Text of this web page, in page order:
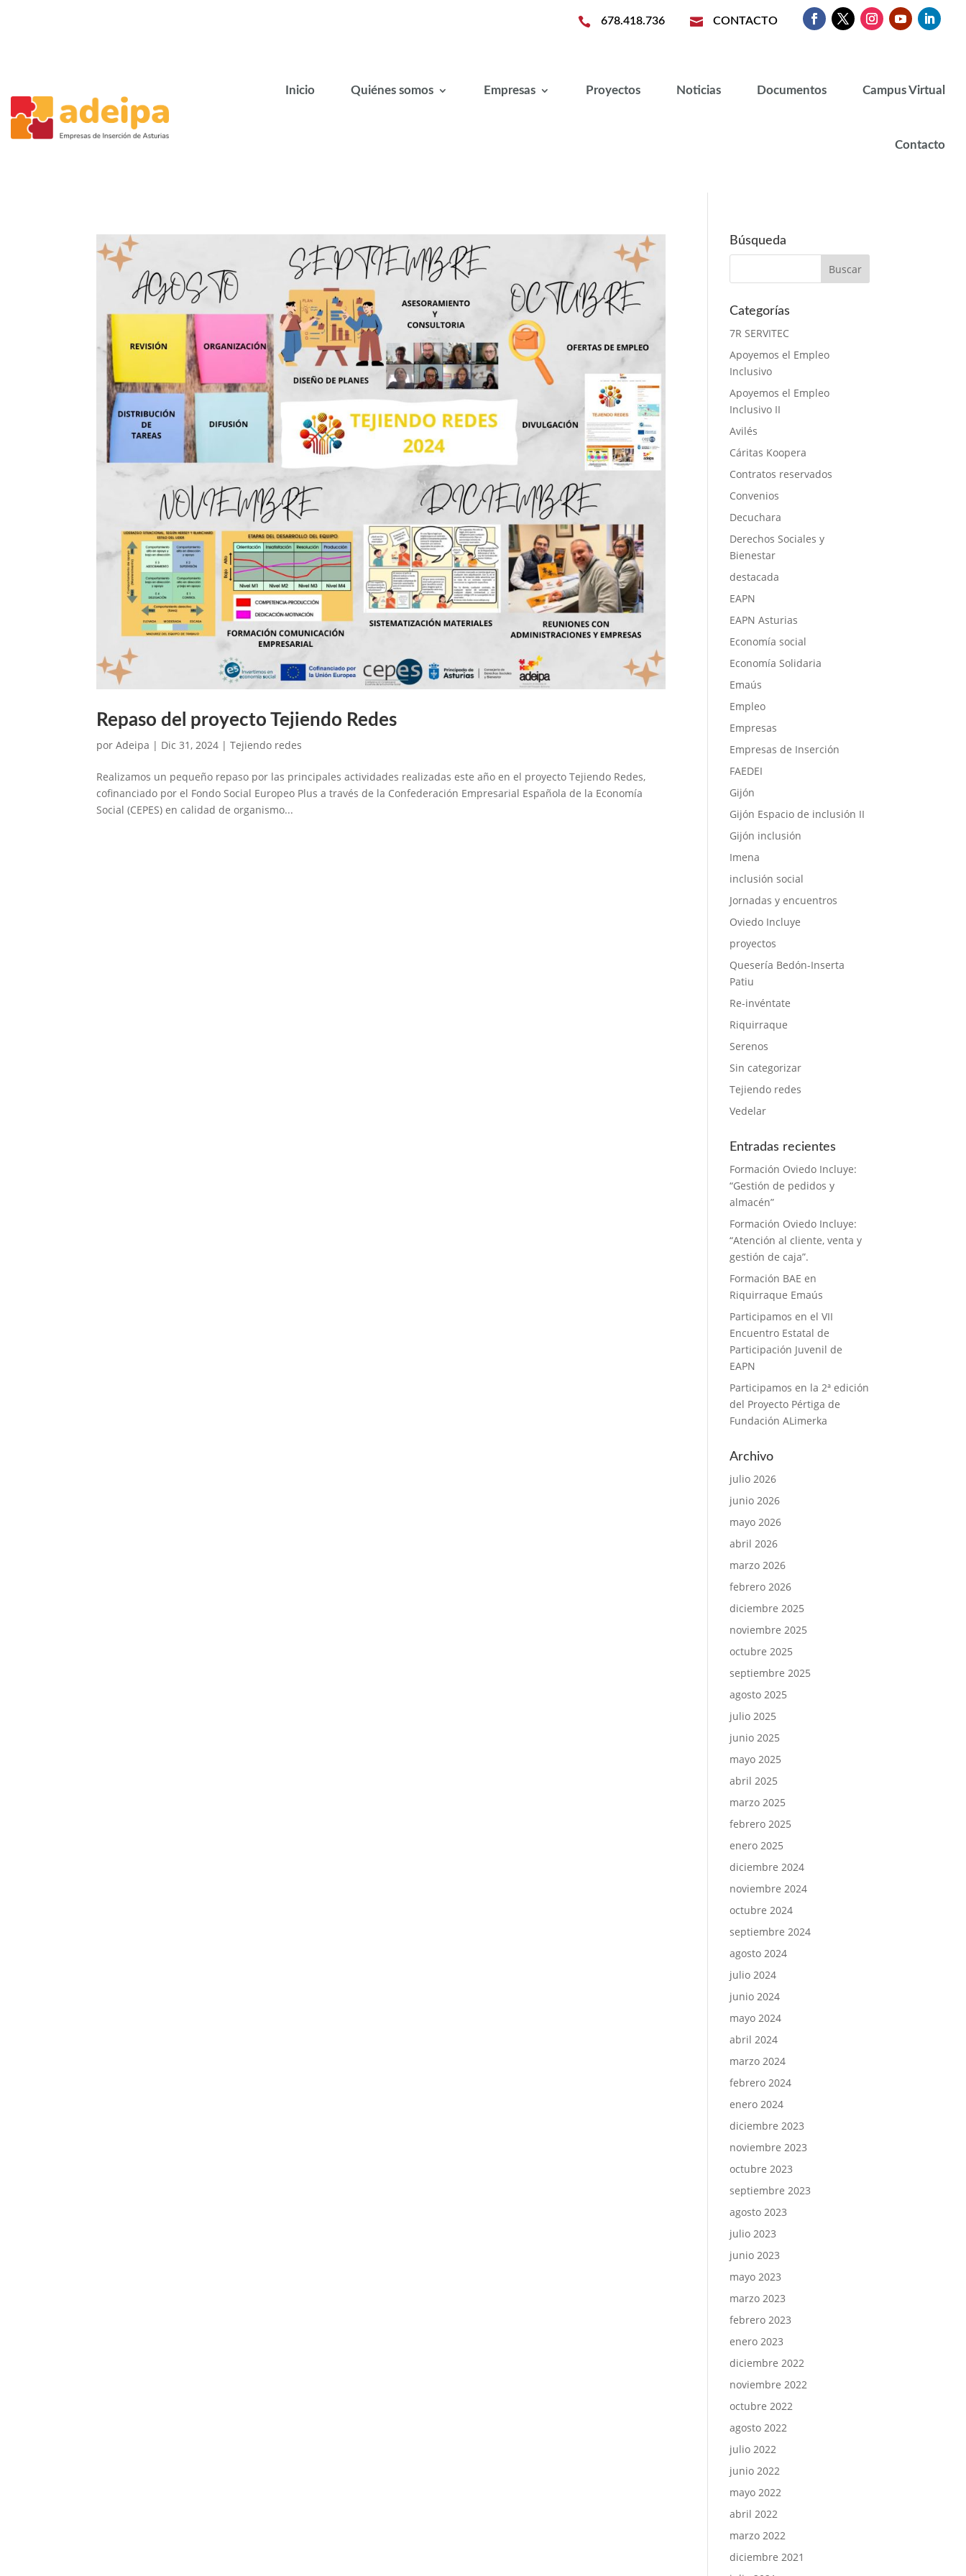
 678.418.736  CONTACTO
Inicio Quiénes somos Empresas Proyectos Noticias Documentos Campus Virtual
Contacto
Repaso del proyecto Tejiendo Redes
porAdeipa | Dic 31, 2024 |Tejiendo redes
Realizamos un pequeño repaso por las principales actividades realizadas este año en el proyecto Tejiendo Redes,
cofinanciado por el Fondo Social Europeo Plus a través de la Confederación Empresarial Española de la Economía
Social (CEPES) en calidad de organismo...
Búsqueda
Categorías
7R SERVITEC
Apoyemos el Empleo
Inclusivo
Apoyemos el Empleo
Inclusivo II
Avilés
Cáritas Koopera
Contratos reservados
Convenios
Decuchara
Derechos Sociales y
Bienestar
destacada
EAPN
EAPN Asturias
Economía social
Economía Solidaria
Emaús
Empleo
Empresas
Empresas de Inserción
FAEDEI
Gijón
Gijón Espacio de inclusión II
Gijón inclusión
Imena
inclusión social
Jornadas y encuentros
Oviedo Incluye
proyectos
Quesería Bedón-Inserta
Patiu
Re-invéntate
Riquirraque
Serenos
Sin categorizar
Tejiendo redes
Vedelar
Entradas recientes
Formación Oviedo Incluye:
“Gestión de pedidos y
almacén”
Formación Oviedo Incluye:
“Atención al cliente, venta y
gestión de caja”.
Formación BAE en
Riquirraque Emaús
Participamos en el VII
Encuentro Estatal de
Participación Juvenil de
EAPN
Participamos en la 2ª edición
del Proyecto Pértiga de
Fundación ALimerka
Archivo
julio 2026
junio 2026
mayo 2026
abril 2026
marzo 2026
febrero 2026
diciembre 2025
noviembre 2025
octubre 2025
septiembre 2025
agosto 2025
julio 2025
junio 2025
mayo 2025
abril 2025
marzo 2025
febrero 2025
enero 2025
diciembre 2024
noviembre 2024
octubre 2024
septiembre 2024
agosto 2024
julio 2024
junio 2024
mayo 2024
abril 2024
marzo 2024
febrero 2024
enero 2024
diciembre 2023
noviembre 2023
octubre 2023
septiembre 2023
agosto 2023
julio 2023
junio 2023
mayo 2023
marzo 2023
febrero 2023
enero 2023
diciembre 2022
noviembre 2022
octubre 2022
agosto 2022
julio 2022
junio 2022
mayo 2022
abril 2022
marzo 2022
diciembre 2021